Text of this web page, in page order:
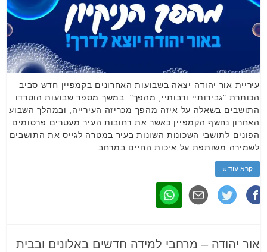
עיריית אור יהודה יצאה בשבועות האחרונים בקמפיין חדש סביב
הכותרת "גבירותיי ורבותיי, מהפך". במשך מספר שבועות הוטרדו
התושבים בשאלה על איזה מהפך מכריזה העירייה, ובמהלך השבוע
האחרון נחשף הקמפיין כאשר את רחובות העיר מעטרים פרסומים
הפונים לתושבי השכונות השונות בעיר במטרה לגייס את התושבים
לשמירה משותפת על איכות החיים במרחב …
קרא עוד »
אור יהודה – מרחבי למידה חדשים באלונים ובבית